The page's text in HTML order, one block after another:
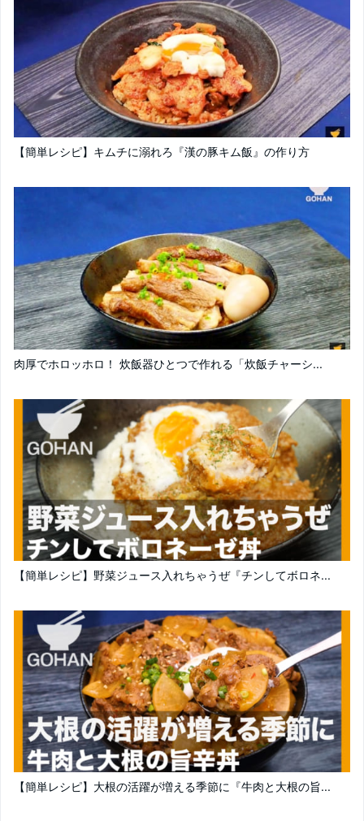
【簡単レシピ】キムチに溺れろ『漢の豚キム飯』の作り方
肉厚でホロッホロ！ 炊飯器ひとつで作れる「炊飯チャーシ...
【簡単レシピ】野菜ジュース入れちゃうぜ『チンしてボロネ...
【簡単レシピ】大根の活躍が増える季節に『牛肉と大根の旨...